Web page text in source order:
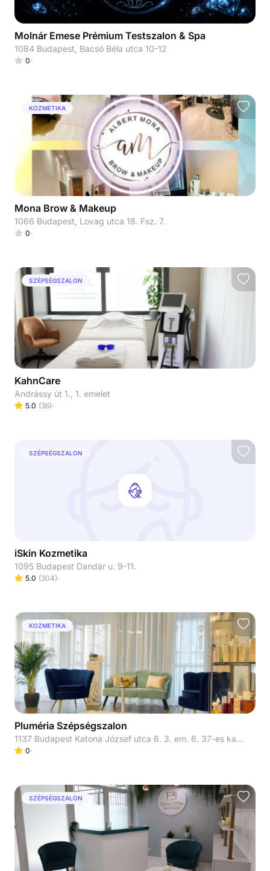
Molnár Emese Prémium Testszalon & Spa
1084 Budapest, Bacsó Béla utca 10-12
0
KOZMETIKA
Mona Brow & Makeup
1066 Budapest, Lovag utca 18. Fsz. 7.
0
SZÉPSÉGSZALON
KahnCare
Andrássy út 1., 1. emelet
5.0 (36)
SZÉPSÉGSZALON
iSkin Kozmetika
1095 Budapest Dandár u. 9-11.
5.0 (304)
KOZMETIKA
Pluméria Szépségszalon
1137 Budapest Katona József utca 6. 3. em. 6. 37-es kapucsengő
0
SZÉPSÉGSZALON